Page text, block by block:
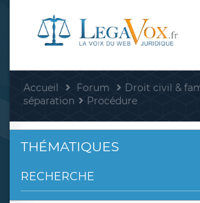
Accueil Forum Droit civil &
séparation
Procédure
THÉMATIQUES